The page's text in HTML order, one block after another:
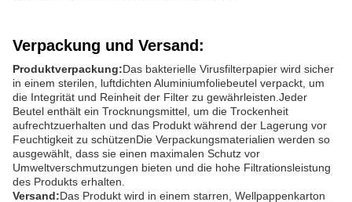
Verpackung und Versand:
Produktverpackung:Das bakterielle Virusfilterpapier wird sicher
in einem sterilen, luftdichten Aluminiumfoliebeutel verpackt, um
die Integrität und Reinheit der Filter zu gewährleisten.Jeder
Beutel enthält ein Trocknungsmittel, um die Trockenheit
aufrechtzuerhalten und das Produkt während der Lagerung vor
Feuchtigkeit zu schützenDie Verpackungsmaterialien werden so
ausgewählt, dass sie einen maximalen Schutz vor
Umweltverschmutzungen bieten und die hohe Filtrationsleistung
des Produkts erhalten.
Versand:Das Produkt wird in einem starren, Wellpappenkarton